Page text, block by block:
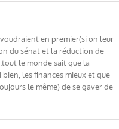
en premier(si on leur
du sénat et la réduction de
le monde sait que la
les finances mieux et que
le même) de se gaver de